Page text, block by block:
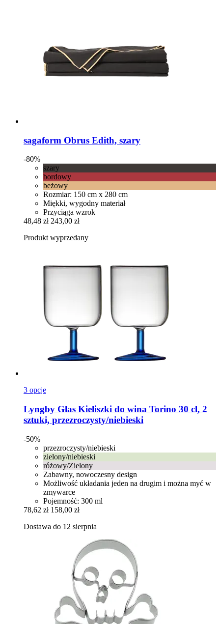
sagaform Obrus Edith, szary
-80%
szary
bordowy
beżowy
Rozmiar: 150 cm x 280 cm
Miękki, wygodny materiał
Przyciąga wzrok
48,48 zł 243,00 zł
Produkt wyprzedany
3 opcje
Lyngby Glas Kieliszki do wina Torino 30 cl, 2
sztuki, przezroczysty/niebieski
-50%
przezroczysty/niebieski
zielony/niebieski
różowy/Zielony
Zabawny, nowoczesny design
Możliwość układania jeden na drugim i można myć w
zmywarce
Pojemność: 300 ml
78,62 zł 158,00 zł
Dostawa do 12 sierpnia